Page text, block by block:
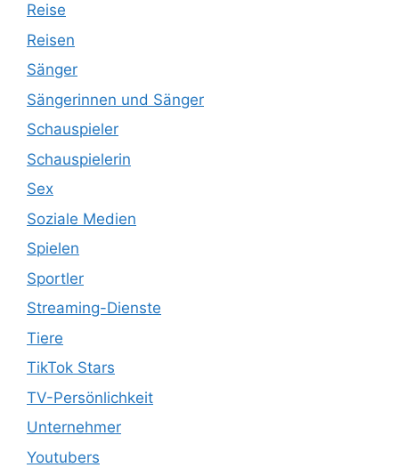
Reise
Reisen
Sänger
Sängerinnen und Sänger
Schauspieler
Schauspielerin
Sex
Soziale Medien
Spielen
Sportler
Streaming-Dienste
Tiere
TikTok Stars
TV-Persönlichkeit
Unternehmer
Youtubers